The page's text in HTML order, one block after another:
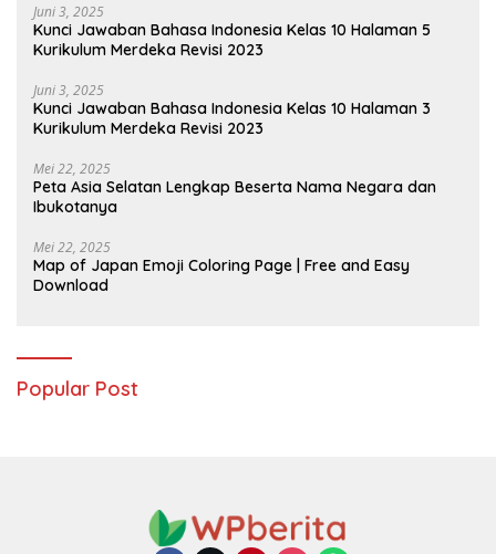
Juni 3, 2025
Kunci Jawaban Bahasa Indonesia Kelas 10 Halaman 5
Kurikulum Merdeka Revisi 2023
Juni 3, 2025
Kunci Jawaban Bahasa Indonesia Kelas 10 Halaman 3
Kurikulum Merdeka Revisi 2023
Mei 22, 2025
Peta Asia Selatan Lengkap Beserta Nama Negara dan
Ibukotanya
Mei 22, 2025
Map of Japan Emoji Coloring Page | Free and Easy
Download
Popular Post